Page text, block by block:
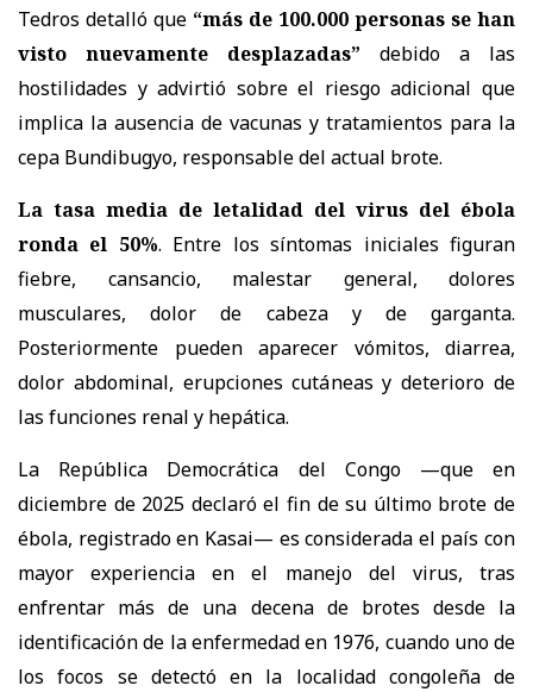
Tedros detalló que “más de 100.000 personas se han
visto nuevamente desplazadas” debido a las
hostilidades y advirtió sobre el riesgo adicional que
implica la ausencia de vacunas y tratamientos para la
cepa Bundibugyo, responsable del actual brote.
La tasa media de letalidad del virus del ébola
ronda el 50%. Entre los síntomas iniciales figuran
fiebre, cansancio, malestar general, dolores
musculares, dolor de cabeza y de garganta.
Posteriormente pueden aparecer vómitos, diarrea,
dolor abdominal, erupciones cutáneas y deterioro de
las funciones renal y hepática.
La República Democrática del Congo —que en
diciembre de 2025 declaró el fin de su último brote de
ébola, registrado en Kasai— es considerada el país con
mayor experiencia en el manejo del virus, tras
enfrentar más de una decena de brotes desde la
identificación de la enfermedad en 1976, cuando uno de
los focos se detectó en la localidad congoleña de